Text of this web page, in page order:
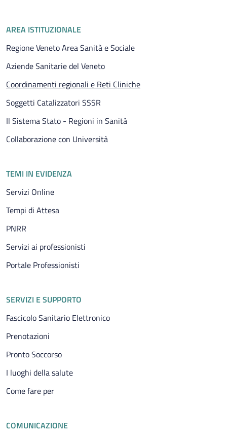
Piè di pagina
AREA ISTITUZIONALE
Regione Veneto Area Sanità e Sociale
Aziende Sanitarie del Veneto
Coordinamenti regionali e Reti ClinichePagina attuale
Soggetti Catalizzatori SSSR
Il Sistema Stato - Regioni in Sanità
Collaborazione con Università
TEMI IN EVIDENZA
Servizi Online
Tempi di Attesa
PNRR
Servizi ai professionisti
Portale Professionisti
SERVIZI E SUPPORTO
Fascicolo Sanitario Elettronico
Prenotazioni
Pronto Soccorso
I luoghi della salute
Come fare per
COMUNICAZIONE